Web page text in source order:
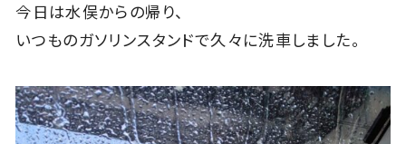
今日は水俣からの帰り、
いつものガソリンスタンドで久々に洗車しました。